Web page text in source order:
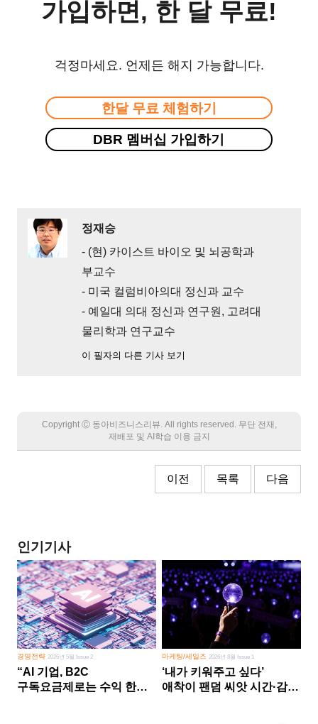
가입하면, 한 달 무료!
걱정마세요. 언제든 해지 가능합니다.
한달 무료 체험하기
DBR 멤버십 가입하기
정재승
- (현) 카이스트 바이오 및 뇌공학과
부교수
- 미국 컬럼비아의대 정신과 교수
- 예일대 의대 정신과 연구원, 고려대
물리학과 연구교수
이 필자의 다른 기사 보기
Copyright Ⓒ 동아비즈니스리뷰. All rights reserved. 무단 전재,
재배포 및 AI학습 이용 금지
이전 목록 다음
인기기사
경영전략 2026년 5월 Issue 2
“AI 기업, B2C
구독요금제로는 수익 한계
마케팅/세일즈 2026년 8월 Issue 1
‘내가 키워주고 싶다’
애착이 팬덤 씨앗 시간·감정